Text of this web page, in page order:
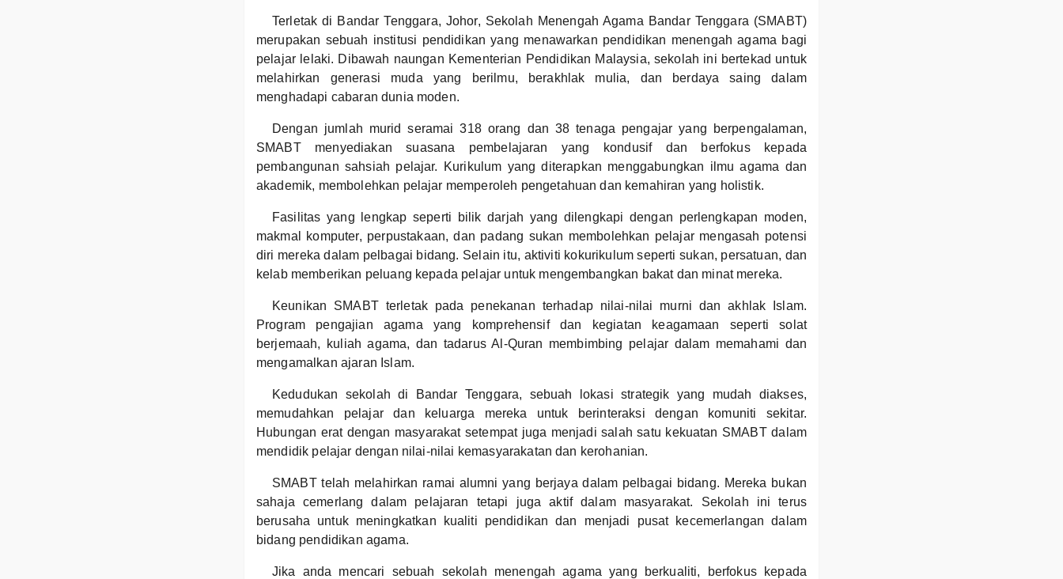
Terletak di Bandar Tenggara, Johor, Sekolah Menengah Agama Bandar Tenggara (SMABT)
merupakan sebuah institusi pendidikan yang menawarkan pendidikan menengah agama bagi
pelajar lelaki. Dibawah naungan Kementerian Pendidikan Malaysia, sekolah ini bertekad untuk
melahirkan generasi muda yang berilmu, berakhlak mulia, dan berdaya saing dalam
menghadapi cabaran dunia moden.
Dengan jumlah murid seramai 318 orang dan 38 tenaga pengajar yang berpengalaman,
SMABT menyediakan suasana pembelajaran yang kondusif dan berfokus kepada
pembangunan sahsiah pelajar. Kurikulum yang diterapkan menggabungkan ilmu agama dan
akademik, membolehkan pelajar memperoleh pengetahuan dan kemahiran yang holistik.
Fasilitas yang lengkap seperti bilik darjah yang dilengkapi dengan perlengkapan moden,
makmal komputer, perpustakaan, dan padang sukan membolehkan pelajar mengasah potensi
diri mereka dalam pelbagai bidang. Selain itu, aktiviti kokurikulum seperti sukan, persatuan, dan
kelab memberikan peluang kepada pelajar untuk mengembangkan bakat dan minat mereka.
Keunikan SMABT terletak pada penekanan terhadap nilai-nilai murni dan akhlak Islam.
Program pengajian agama yang komprehensif dan kegiatan keagamaan seperti solat
berjemaah, kuliah agama, dan tadarus Al-Quran membimbing pelajar dalam memahami dan
mengamalkan ajaran Islam.
Kedudukan sekolah di Bandar Tenggara, sebuah lokasi strategik yang mudah diakses,
memudahkan pelajar dan keluarga mereka untuk berinteraksi dengan komuniti sekitar.
Hubungan erat dengan masyarakat setempat juga menjadi salah satu kekuatan SMABT dalam
mendidik pelajar dengan nilai-nilai kemasyarakatan dan kerohanian.
SMABT telah melahirkan ramai alumni yang berjaya dalam pelbagai bidang. Mereka bukan
sahaja cemerlang dalam pelajaran tetapi juga aktif dalam masyarakat. Sekolah ini terus
berusaha untuk meningkatkan kualiti pendidikan dan menjadi pusat kecemerlangan dalam
bidang pendidikan agama.
Jika anda mencari sebuah sekolah menengah agama yang berkualiti, berfokus kepada